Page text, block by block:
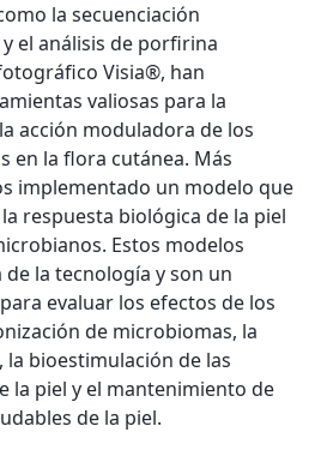
la secuenciación
el análisis de porfirina
Visia®, han
valiosas para la
acción moduladora de los
en la flora cutánea. Más
implementado un modelo que
respuesta biológica de la piel
Estos modelos
la tecnología y son un
evaluar los efectos de los
de microbiomas, la
bioestimulación de las
la piel y el mantenimiento de
de la piel.